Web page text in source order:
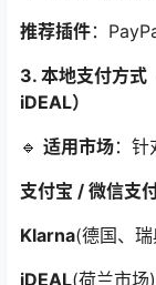
推荐插件：
3. 本地支付方
iDEAL）
🔹 适用市场：针
支付宝 / 微信支
Klarna(德国、
iDEAL(荷兰市场)